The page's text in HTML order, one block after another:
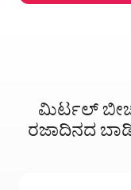
ಮಿರ್ಟಲ್ ಬೀಚ್
ರಜಾದಿನದ